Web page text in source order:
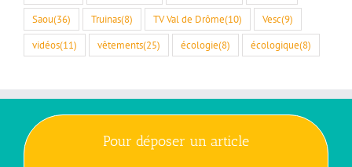
Saou(36) Truinas(8) TV Val de Drôme(10) Vesc(9)
vidéos(11) vêtements(25) écologie(8) écologique(8)
Pour déposer un article